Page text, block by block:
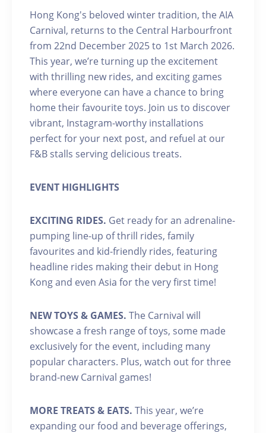
Hong Kong's beloved winter tradition, the AIA
Carnival, returns to the Central Harbourfront
from 22nd December 2025 to 1st March 2026.
This year, we’re turning up the excitement
with thrilling new rides, and exciting games
where everyone can have a chance to bring
home their favourite toys. Join us to discover
vibrant, Instagram-worthy installations
perfect for your next post, and refuel at our
F&B stalls serving delicious treats.
EVENT HIGHLIGHTS
EXCITING RIDES. Get ready for an adrenaline-
pumping line-up of thrill rides, family
favourites and kid-friendly rides, featuring
headline rides making their debut in Hong
Kong and even Asia for the very first time!
NEW TOYS & GAMES. The Carnival will
showcase a fresh range of toys, some made
exclusively for the event, including many
popular characters. Plus, watch out for three
brand-new Carnival games!
MORE TREATS & EATS. This year, we’re
expanding our food and beverage offerings,